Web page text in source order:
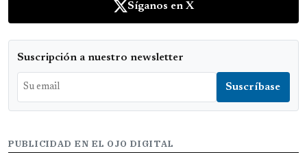
Síganos en X
Suscripción a nuestro newsletter
PUBLICIDAD EN EL OJO DIGITAL